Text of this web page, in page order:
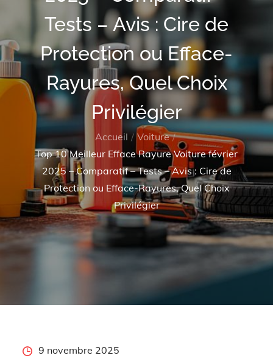
Tests – Avis : Cire de
Protection ou Efface-
Rayures, Quel Choix
Privilégier
Accueil
Voiture
Top 10 Meilleur Efface Rayure Voiture février
2025 – Comparatif – Tests – Avis : Cire de
Protection ou Efface-Rayures, Quel Choix
Privilégier
Posted9 novembre 2025